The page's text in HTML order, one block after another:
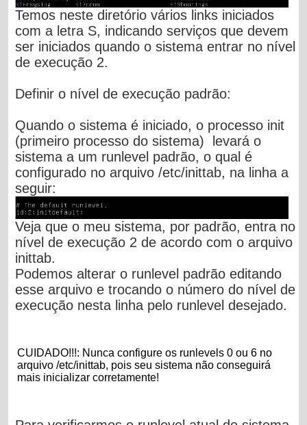
Temos neste diretório vários links iniciados
com a letra S, indicando serviços que devem
ser iniciados quando o sistema entrar no nível
de execução 2.
Definir o nível de execução padrão:
Quando o sistema é iniciado, o processo init
(primeiro processo do sistema) levará o
sistema a um runlevel padrão, o qual é
configurado no arquivo/etc/inittab, na linha a
seguir:
Veja que o meu sistema, por padrão, entra no
nível de execução 2 de acordo com o arquivo
inittab.
Podemos alterar o runlevel padrão editando
esse arquivo e trocando o número do nível de
execução nesta linha pelo runlevel desejado.
CUIDADO!!!: Nunca configure os runlevels 0 ou 6 no
arquivo /etc/inittab, pois seu sistema não conseguirá
mais inicializar corretamente!